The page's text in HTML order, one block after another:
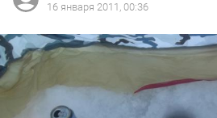
16 января 2011, 00:36